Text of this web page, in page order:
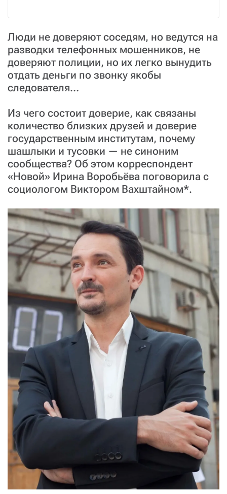
Люди не доверяют соседям, но ведутся на
разводки телефонных мошенников, не
доверяют полиции, но их легко вынудить
отдать деньги по звонку якобы
следователя…
Из чего состоит доверие, как связаны
количество близких друзей и доверие
государственным институтам, почему
шашлыки и тусовки — не синоним
сообщества? Об этом корреспондент
«Новой» Ирина Воробьёва поговорила с
социологом Виктором Вахштайном*.